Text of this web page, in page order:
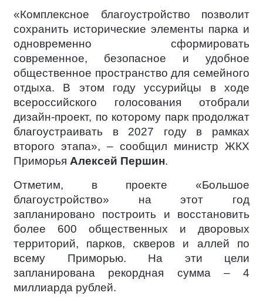
«Комплексное благоустройство позволит
сохранить исторические элементы парка и
одновременно сформировать
современное, безопасное и удобное
общественное пространство для семейного
отдыха. В этом году уссурийцы в ходе
всероссийского голосования отобрали
дизайн-проект, по которому парк продолжат
благоустраивать в 2027 году в рамках
второго этапа», – сообщил министр ЖКХ
Приморья Алексей Першин.
Отметим, в проекте «Большое
благоустройство» на этот год
запланировано построить и восстановить
более 600 общественных и дворовых
территорий, парков, скверов и аллей по
всему Приморью. На эти цели
запланирована рекордная сумма – 4
миллиарда рублей.